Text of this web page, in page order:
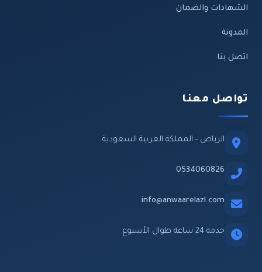
الشهادات والضمان
المدونة
اتصل بنا
تواصل معنا
الرياض - المملكة العربية السعودية
0534060826
info@anwaarelazl.com
خدمة 24 ساعة طوال الأسبوع